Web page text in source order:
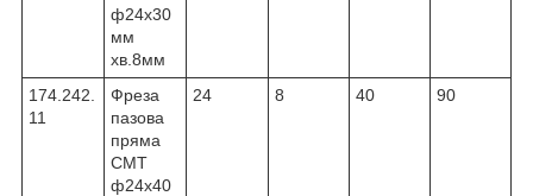
ф24х30
мм
хв.8мм
174.242.
11
Фреза
пазова
пряма
CMT
ф24х40
24 8 40 90